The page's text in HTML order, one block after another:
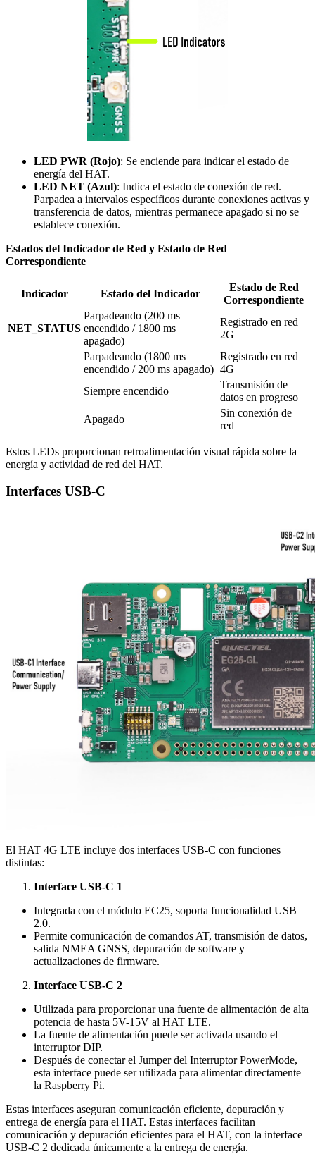
LED PWR (Rojo): Se enciende para indicar el estado de
energía del HAT.
LED NET (Azul): Indica el estado de conexión de red.
Parpadea a intervalos específicos durante conexiones activas y
transferencia de datos, mientras permanece apagado si no se
establece conexión.
Estados del Indicador de Red y Estado de Red
Correspondiente
Indicador Estado del Indicador
Estado de Red
Correspondiente
NET_STATUS
Parpadeando (200 ms
encendido / 1800 ms
apagado)
Registrado en red
2G
Parpadeando (1800 ms
encendido / 200 ms apagado)
Registrado en red
4G
Siempre encendido
Transmisión de
datos en progreso
Apagado
Sin conexión de
red
Estos LEDs proporcionan retroalimentación visual rápida sobre la
energía y actividad de red del HAT.
Interfaces USB-C
El HAT 4G LTE incluye dos interfaces USB-C con funciones
distintas:
Interface USB-C 1
Integrada con el módulo EC25, soporta funcionalidad USB
2.0.
Permite comunicación de comandos AT, transmisión de datos,
salida NMEA GNSS, depuración de software y
actualizaciones de firmware.
Interface USB-C 2
Utilizada para proporcionar una fuente de alimentación de alta
potencia de hasta 5V-15V al HAT LTE.
La fuente de alimentación puede ser activada usando el
interruptor DIP.
Después de conectar el Jumper del Interruptor PowerMode,
esta interface puede ser utilizada para alimentar directamente
la Raspberry Pi.
Estas interfaces aseguran comunicación eficiente, depuración y
entrega de energía para el HAT. Estas interfaces facilitan
comunicación y depuración eficientes para el HAT, con la interface
USB-C 2 dedicada únicamente a la entrega de energía.